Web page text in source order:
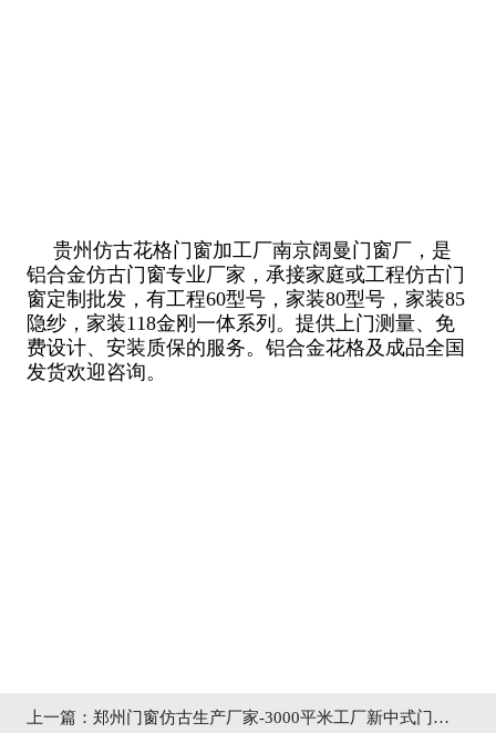
贵州仿古花格门窗加工厂南京阔曼门窗厂，是
铝合金仿古门窗专业厂家，承接家庭或工程仿古门
窗定制批发，有工程60型号，家装80型号，家装85
隐纱，家装118金刚一体系列。提供上门测量、免
费设计、安装质保的服务。铝合金花格及成品全国
发货欢迎咨询。
上一篇： 郑州门窗仿古生产厂家-3000平米工厂新中式门窗